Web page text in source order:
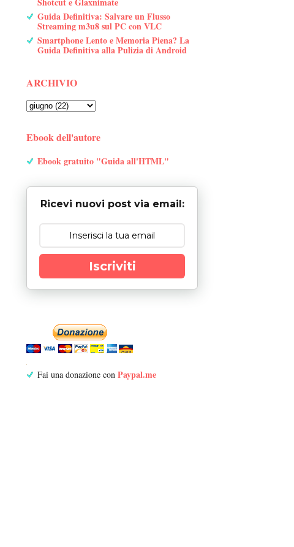
Guida Definitiva: Salvare un Flusso
Streaming m3u8 sul PC con VLC
Smartphone Lento e Memoria Piena? La
Guida Definitiva alla Pulizia di Android
ARCHIVIO
Ebook dell'autore
Ebook gratuito "Guida all'HTML"
Ricevi nuovi post via email:
Iscriviti
Fai una donazione con Paypal.me